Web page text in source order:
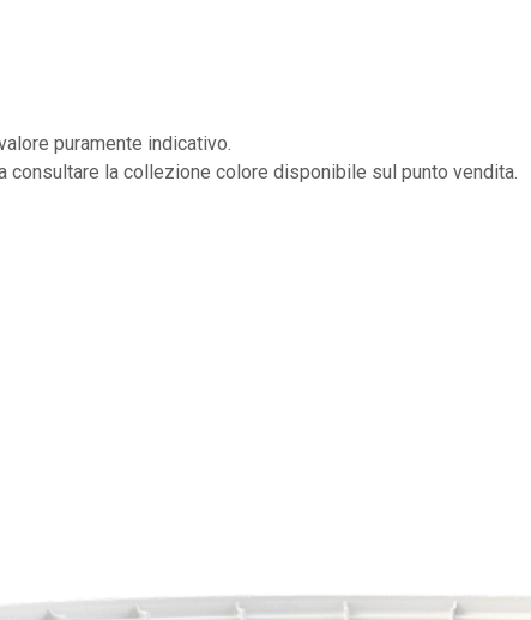
puramente indicativo.
consultare la collezione colore disponibile sul punto vendita.